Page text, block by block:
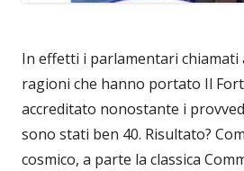
In effetti i parlamentari chiamati
ragioni che hanno portato Il
accreditato nonostante i
sono stati ben 40. Risultato?
cosmico, a parte la classica